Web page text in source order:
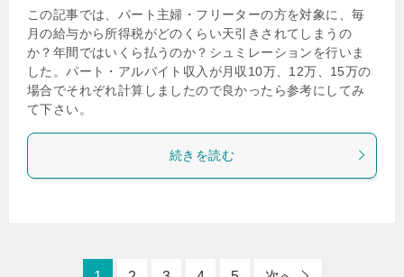
この記事では、パート主婦・フリーターの方を対象に、毎
月の給与から所得税がどのくらい天引きされてしまうの
か？年間ではいくら払うのか？シュミレーションを行いま
した。パート・アルバイト収入が月収10万、12万、15万の
場合でそれぞれ計算しましたので良かったら参考にしてみ
て下さい。
続きを読む